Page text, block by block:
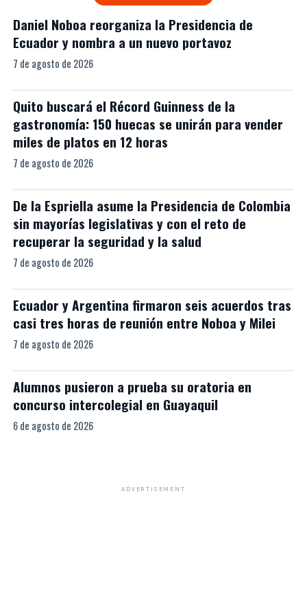
Daniel Noboa reorganiza la Presidencia de
Ecuador y nombra a un nuevo portavoz
7 de agosto de 2026
Quito buscará el Récord Guinness de la
gastronomía: 150 huecas se unirán para vender
miles de platos en 12 horas
7 de agosto de 2026
De la Espriella asume la Presidencia de Colombia
sin mayorías legislativas y con el reto de
recuperar la seguridad y la salud
7 de agosto de 2026
Ecuador y Argentina firmaron seis acuerdos tras
casi tres horas de reunión entre Noboa y Milei
7 de agosto de 2026
Alumnos pusieron a prueba su oratoria en
concurso intercolegial en Guayaquil
6 de agosto de 2026
ADVERTISEMENT